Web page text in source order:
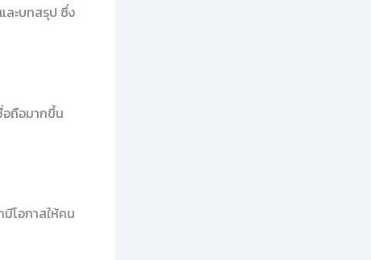
ละบทสรุป ซึ่ง
อถือมากขึ้น
โอกาสให้คน